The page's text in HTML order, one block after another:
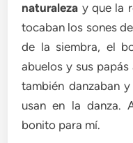
naturaleza y que la
tocaban los sones
de la siembra, el
abuelos y sus
también danzaban
usan en la danza.
bonito para mí.